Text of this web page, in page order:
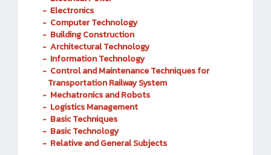
- Welding Inspection and Testing
- Electrical Power
- Electronics
- Computer Technology
- Building Construction
- Architectural Technology
- Information Technology
Control and Maintenance Techniques for
Transportation Railway System
- Mechatronics and Robots
- Logistics Management
- Basic Techniques
- Basic Technology